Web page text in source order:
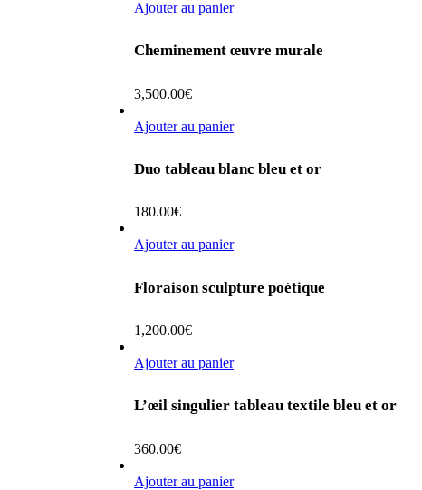
Ajouter au panier
Cheminement œuvre murale
3,500.00€
Ajouter au panier
Duo tableau blanc bleu et or
180.00€
Ajouter au panier
Floraison sculpture poétique
1,200.00€
Ajouter au panier
L’œil singulier tableau textile bleu et or
360.00€
Ajouter au panier